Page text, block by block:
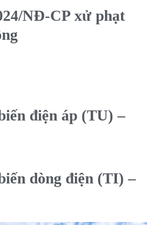
NĐ-CP xử phạt
điện áp (TU) –
dòng điện (TI) –